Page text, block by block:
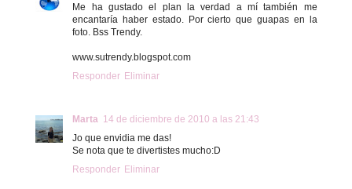
Me ha gustado el plan la verdad a mí también me
encantaría haber estado. Por cierto que guapas en la
foto. Bss Trendy.
www.sutrendy.blogspot.com
Responder Eliminar
Marta 14 de diciembre de 2010 a las 21:43
Jo que envidia me das!
Se nota que te divertistes mucho:D
Responder Eliminar